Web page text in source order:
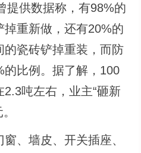
提供数据称，有98%的
重新做，还有20%的
的瓷砖铲掉重装，而防
的比例。据了解，100
吨左右，业主“砸新
、墙皮、开关插座、